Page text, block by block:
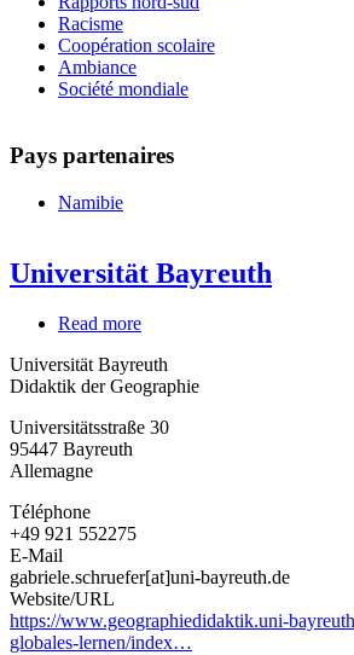
Racisme
Coopération scolaire
Ambiance
Société mondiale
Pays partenaires
Namibie
Universität Bayreuth
Read more
Bayreuth
Universität Bayreuth
Didaktik der Geographie
Universitätsstraße 30
95447 Bayreuth
Allemagne
Téléphone
+49 921 552275
E-Mail
gabriele.schruefer[at]uni-bayreuth.de
Website/URL
https://www.geographiedidaktik.uni-
globales-lernen/index…